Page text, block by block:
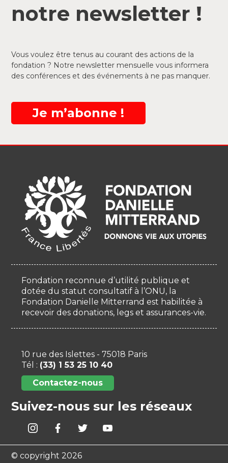
notre newsletter !
Vous voulez être tenus au courant des actions de la
fondation ? Notre newsletter mensuelle vous informera
des conférences et des événements à ne pas manquer.
Je m’abonne !
Fondation reconnue d’utilité publique et
dotée du statut consultatif à l’ONU, la
Fondation Danielle Mitterrand est habilitée à
recevoir des donations, legs et assurances-vie.
10 rue des Islettes - 75018 Paris
Tél : (33) 1 53 25 10 40
Contactez-nous
Suivez-nous sur les réseaux
© copyright 2026